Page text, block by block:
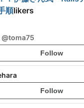
順likers
@toma75
Follow
Follow